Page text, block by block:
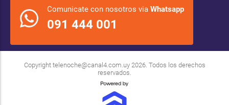
Comunicate con nosotros via Whatsapp
091 444 001
Copyright telenoche@canal4.com.uy2026. Todos los derechos
reservados.